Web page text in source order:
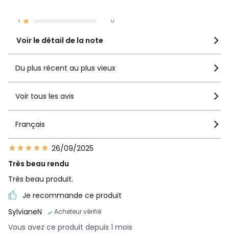
1 0
Voir le détail de la note
Du plus récent au plus vieux
Voir tous les avis
Français
26/09/2025
Très beau rendu
Très beau produit.
Je recommande ce produit
SylvianeN
Acheteur vérifié
Vous avez ce produit depuis 1 mois